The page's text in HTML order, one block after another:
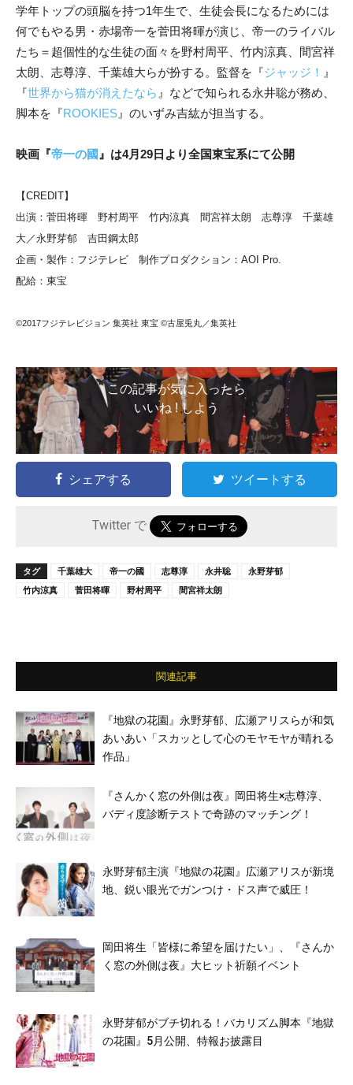
学年トップの頭脳を持つ1年生で、生徒会長になるためには
何でもやる男・赤場帝一を菅田将暉が演じ、帝一のライバル
たち＝超個性的な生徒の面々を野村周平、竹内涼真、間宮祥
太朗、志尊淳、千葉雄大らが扮する。監督を『ジャッジ！ 』
『世界から猫が消えたなら 』などで知られる永井聡が務め、
脚本を『ROOKIES 』のいずみ吉紘が担当する。
映画『帝一の國 』は4月29日より全国東宝系にて公開
【CREDIT】
出演：菅田将暉 野村周平 竹内涼真 間宮祥太朗 志尊淳 千葉雄
大／永野芽郁 吉田鋼太郎
企画・製作：フジテレビ 制作プロダクション：AOI Pro.
配給：東宝
©2017フジテレビジョン 集英社 東宝 ©古屋兎丸／集英社
この記事が気に入ったら
いいね ! しよう
シェアする ツイートする
Twitter で
タグ 千葉雄大 帝一の國 志尊淳 永井聡
永野芽郁
竹内涼真
菅田将暉 野村周平 間宮祥太朗
関連記事
『地獄の花園』永野芽郁、広瀬アリスらが和気
あいあい「スカッとして心のモヤモヤが晴れる
作品」
『さんかく窓の外側は夜』岡田将生×志尊淳、
バディ度診断テストで奇跡のマッチング！
永野芽郁主演『地獄の花園』広瀬アリスが新境
地、鋭い眼光でガンつけ・ドス声で威圧！
岡田将生「皆様に希望を届けたい」、『さんか
く窓の外側は夜』大ヒット祈願イベント
永野芽郁がブチ切れる！バカリズム脚本『地獄
の花園』5月公開、特報お披露目